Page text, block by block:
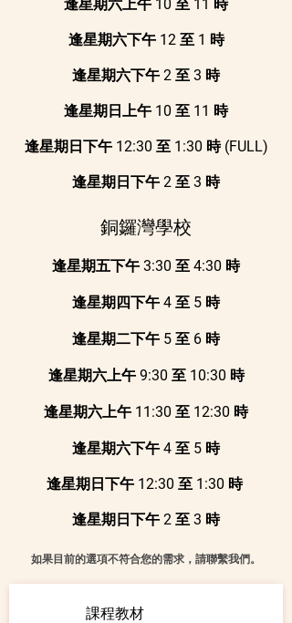
逢星期六上午 10 至 11 時
逢星期六下午 12 至 1 時
逢星期六下午 2 至 3 時
逢星期日上午 10 至 11 時
逢星期日下午 12:30 至 1:30 時 (FULL)
逢星期日下午 2 至 3 時
銅鑼灣學校
逢星期五下午 3:30 至 4:30 時
逢星期四下午 4 至 5 時
逢星期二下午 5 至 6 時
逢星期六上午 9:30 至 10:30 時
逢星期六上午 11:30 至 12:30 時
逢星期六下午 4 至 5 時
逢星期日下午 12:30 至 1:30 時
逢星期日下午 2 至 3 時
如果目前的選項不符合您的需求，請聯繫我們。
課程教材